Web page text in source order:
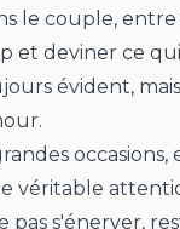
le couple,
et deviner ce
évident,
occasions,
véritable
pas s'énerver,